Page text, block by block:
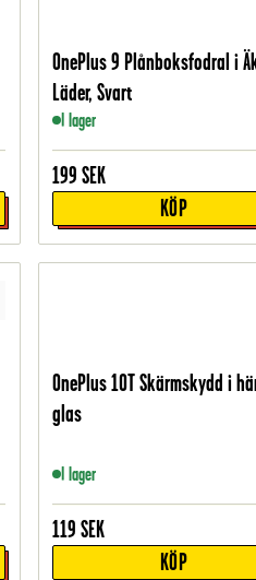
OnePlus 9 Plånboksfodral i
Läder, Svart
I lager
199 SEK
KÖP
OnePlus 10T Skärmskydd i
glas
I lager
119 SEK
KÖP